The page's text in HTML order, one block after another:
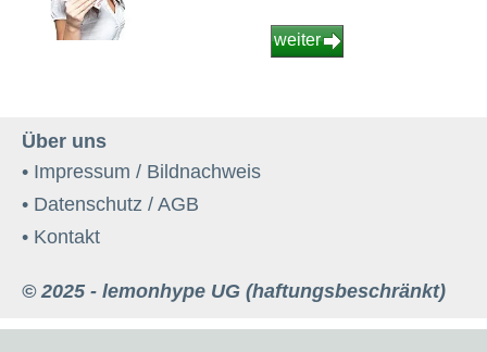
weiter
Über uns
• Impressum / Bildnachweis
• Datenschutz / AGB
• Kontakt
© 2025 - lemonhype UG (haftungsbeschränkt)